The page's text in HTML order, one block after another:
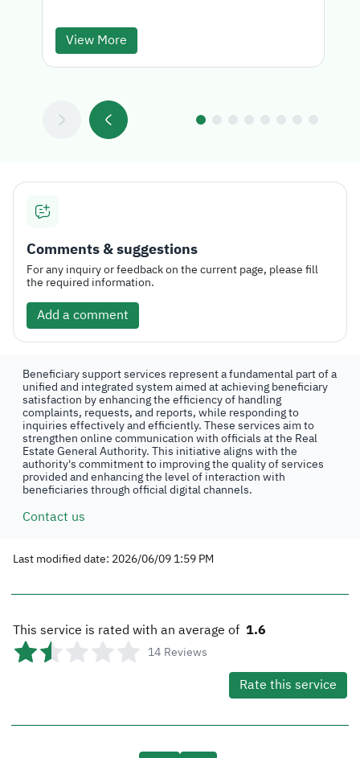
View More
Comments & suggestions
For any inquiry or feedback on the current page, please fill
the required information.
Add a comment
Beneficiary support services represent a fundamental part of a
unified and integrated system aimed at achieving beneficiary
satisfaction by enhancing the efficiency of handling
complaints, requests, and reports, while responding to
inquiries effectively and efficiently. These services aim to
strengthen online communication with officials at the Real
Estate General Authority. This initiative aligns with the
authority's commitment to improving the quality of services
provided and enhancing the level of interaction with
beneficiaries through official digital channels.
Contact us
Last modified date: 2026/06/09 1:59 PM
This service is rated with an average of 1.6
14 Reviews
Rate this service